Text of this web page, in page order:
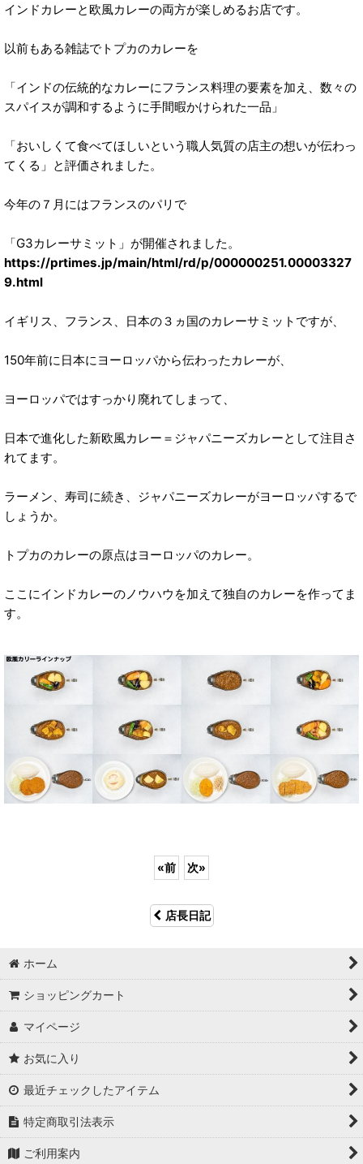
インドカレーと欧風カレーの両方が楽しめるお店です。
以前もある雑誌でトプカのカレーを
「インドの伝統的なカレーにフランス料理の要素を加え、数々の
スパイスが調和するように手間暇かけられた一品」
「おいしくて食べてほしいという職人気質の店主の想いが伝わっ
てくる」と評価されました。
今年の７月にはフランスのパリで
「G3カレーサミット」が開催されました。
https://prtimes.jp/main/html/rd/p/000000251.00003327
9.html
イギリス、フランス、日本の３ヵ国のカレーサミットですが、
150年前に日本にヨーロッパから伝わったカレーが、
ヨーロッパではすっかり廃れてしまって、
日本で進化した新欧風カレー＝ジャパニーズカレーとして注目さ
れてます。
ラーメン、寿司に続き、ジャパニーズカレーがヨーロッパするで
しょうか。
トプカのカレーの原点はヨーロッパのカレー。
ここにインドカレーのノウハウを加えて独自のカレーを作ってま
す。
«前 次»
店長日記
ホーム
ショッピングカート
マイページ
お気に入り
最近チェックしたアイテム
特定商取引法表示
ご利用案内